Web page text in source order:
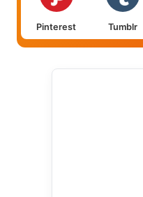
Pinterest Tumblr